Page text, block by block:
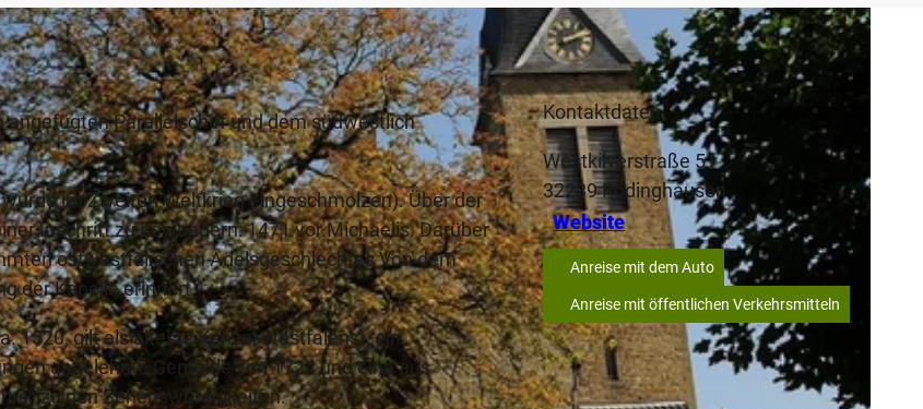
angefügten Parallelschiff und dem südwestlich
im Zweiten Weltkrieg eingeschmolzen). Über der
Inschrift zu bewundern: 1471 vor Michaelis. Darüber
ostwestfälischen Adelsgeschlechtes Von dem
der Kapelle erinnert.
1520, gilt als älteste Kanzel Westfalens), ein
angelehnte Gemälde von 1724 und eine aus
zu den Sehenswürdigkeiten.
Kontaktdaten
Westkilverstraße 51
32289Rödinghausen
Website
Anreise mit dem Auto
Anreise mit öffentlichen Verkehrsmitteln